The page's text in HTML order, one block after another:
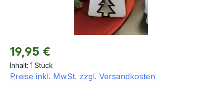
Regulärer Preis:
19,95 €
Inhalt: 1 Stück
Preise inkl. MwSt. zzgl. Versandkosten